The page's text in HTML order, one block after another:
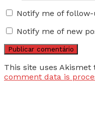
Notify me of
Notify me of new
This site uses Akismet
comment data is